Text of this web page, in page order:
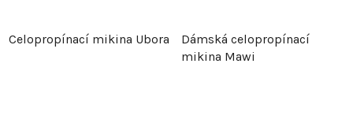
Celopropínací mikina Ubora
Dámská celopropínací
mikina Mawi